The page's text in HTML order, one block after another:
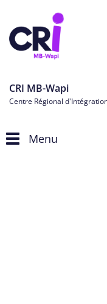
CRI MB-Wapi
Centre Régional
ToggleMenu